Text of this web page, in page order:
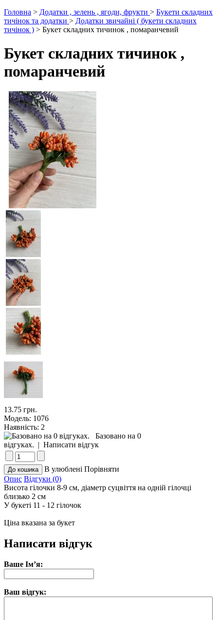
Головна > Додатки , зелень , ягоди, фрукти > Букети складних
тичінок та додатки > Додатки звичайні ( букети складних
тичінок ) > Букет складних тичинок , помаранчевий
Букет складних тичинок ,
помаранчевий
13.75 грн.
Модель: 1076
Наявність: 2
Базовано на 0
відгуках. | Написати відгук
В улюблені Порівняти
Опис Відгуки (0)
Висота гілочки 8-9 см, діаметр суцвіття на одній гілочці
близько 2 см
У букеті 11 - 12 гілочок
Ціна вказана за букет
Написати відгук
Ваше Ім’я:
Ваш відгук: